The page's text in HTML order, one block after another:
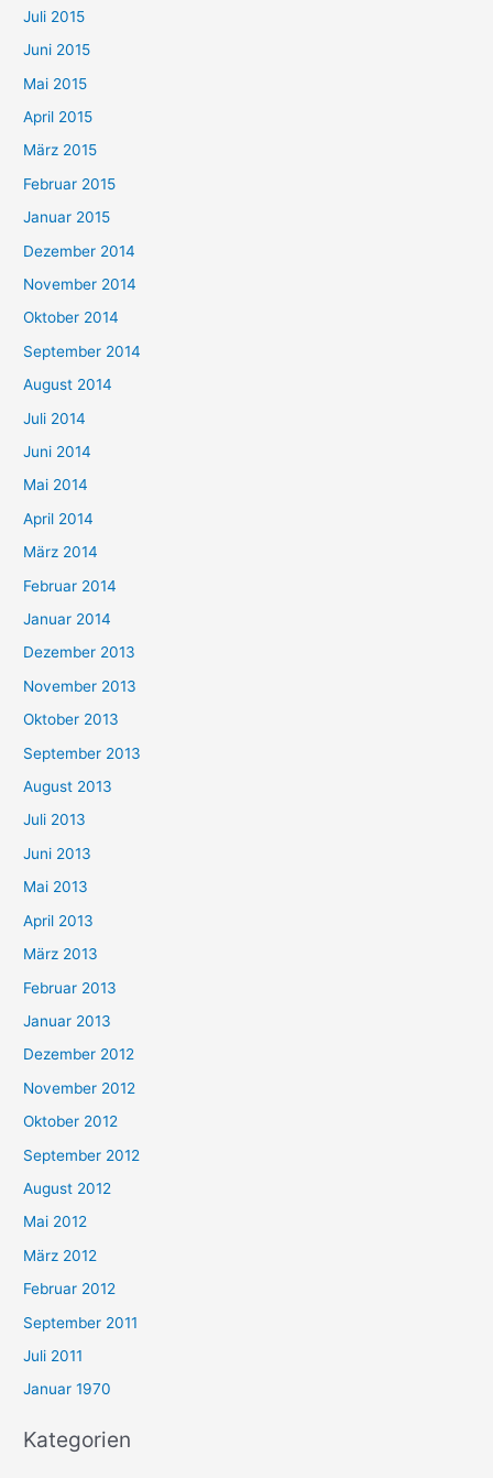
Juli 2015
Juni 2015
Mai 2015
April 2015
März 2015
Februar 2015
Januar 2015
Dezember 2014
November 2014
Oktober 2014
September 2014
August 2014
Juli 2014
Juni 2014
Mai 2014
April 2014
März 2014
Februar 2014
Januar 2014
Dezember 2013
November 2013
Oktober 2013
September 2013
August 2013
Juli 2013
Juni 2013
Mai 2013
April 2013
März 2013
Februar 2013
Januar 2013
Dezember 2012
November 2012
Oktober 2012
September 2012
August 2012
Mai 2012
März 2012
Februar 2012
September 2011
Juli 2011
Januar 1970
Kategorien